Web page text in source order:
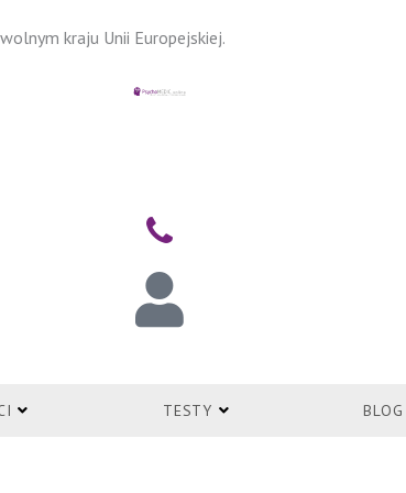
kraju Unii Europejskiej.
TESTY BLOG